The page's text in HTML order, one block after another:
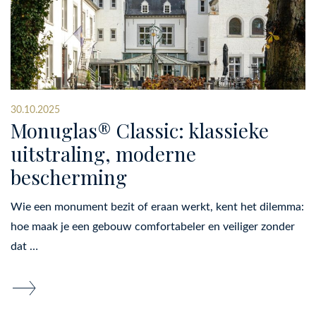
30.10.2025
Monuglas® Classic: klassieke
uitstraling, moderne
bescherming
Wie een monument bezit of eraan werkt, kent het dilemma:
hoe maak je een gebouw comfortabeler en veiliger zonder
dat …